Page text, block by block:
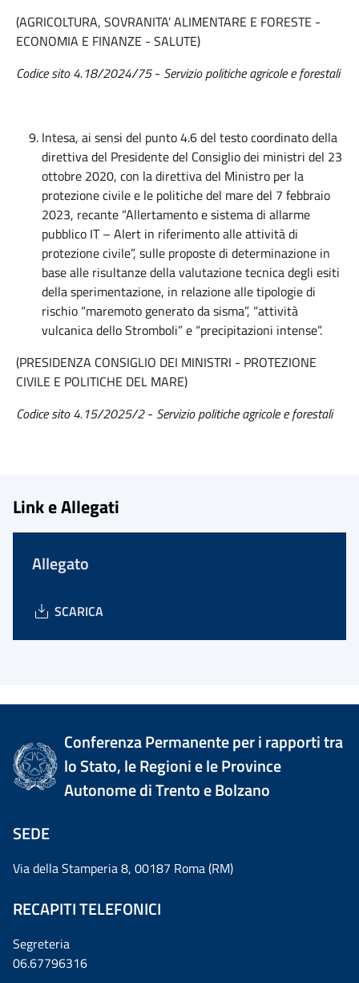
(AGRICOLTURA, SOVRANITA’ ALIMENTARE E FORESTE -
ECONOMIA E FINANZE - SALUTE)
Codice sito 4.18/2024/75- Servizio politiche agricole e forestali
Intesa, ai sensi del punto 4.6 del testo coordinato della
direttiva del Presidente del Consiglio dei ministri del 23
ottobre 2020, con la direttiva del Ministro per la
protezione civile e le politiche del mare del 7 febbraio
2023, recante “Allertamento e sistema di allarme
pubblico IT – Alert in riferimento alle attività di
protezione civile”, sulle proposte di determinazione in
base alle risultanze della valutazione tecnica degli esiti
della sperimentazione, in relazione alle tipologie di
rischio “maremoto generato da sisma”, “attività
vulcanica dello Stromboli” e “precipitazioni intense”.
(PRESIDENZA CONSIGLIO DEI MINISTRI - PROTEZIONE
CIVILE E POLITICHE DEL MARE)
Codice sito 4.15/2025/2- Servizio politiche agricole e forestali
Link e Allegati
Allegato
SCARICA
Conferenza Permanente per i rapporti tra
lo Stato, le Regioni e le Province
Autonome di Trento e Bolzano
SEDE
Via della Stamperia 8, 00187 Roma (RM)
RECAPITI TELEFONICI
Segreteria
06.67796316